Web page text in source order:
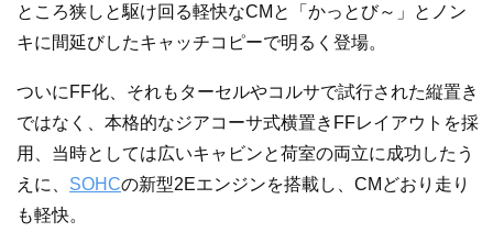
ところ狭しと駆け回る軽快なCMと「かっとび～」とノン
キに間延びしたキャッチコピーで明るく登場。
ついにFF化、それもターセルやコルサで試行された縦置き
ではなく、本格的なジアコーサ式横置きFFレイアウトを採
用、当時としては広いキャビンと荷室の両立に成功したう
えに、 SOHCの新型2Eエンジンを搭載し、CMどおり走り
も軽快。